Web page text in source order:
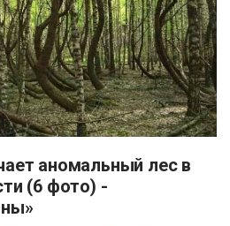
аномальный лес в
(6 фото) -